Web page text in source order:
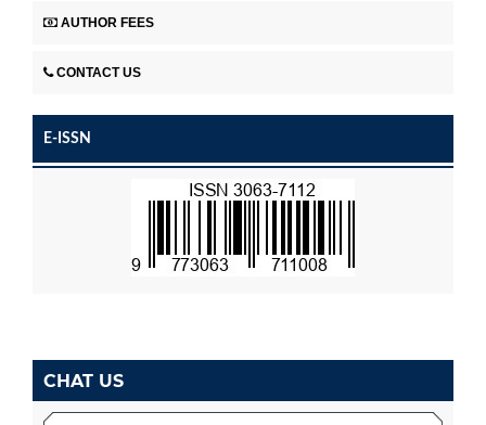
AUTHOR FEES
CONTACT US
E-ISSN
CHAT US